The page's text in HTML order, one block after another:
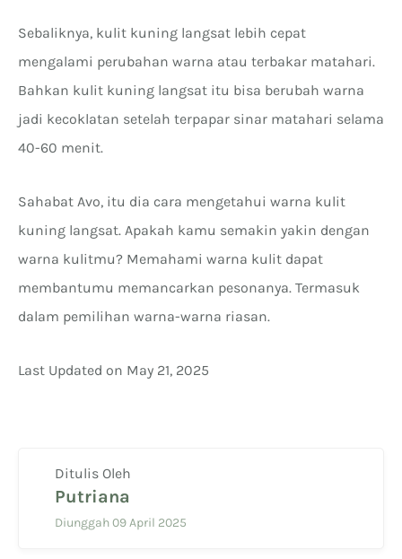
Sebaliknya, kulit kuning langsat lebih cepat
mengalami perubahan warna atau terbakar matahari.
Bahkan kulit kuning langsat itu bisa berubah warna
jadi kecoklatan setelah terpapar sinar matahari selama
40-60 menit.
Sahabat Avo, itu dia cara mengetahui warna kulit
kuning langsat. Apakah kamu semakin yakin dengan
warna kulitmu? Memahami warna kulit dapat
membantumu memancarkan pesonanya. Termasuk
dalam pemilihan warna-warna riasan.
Last Updated on May 21, 2025
Ditulis Oleh
Putriana
Diunggah 09 April 2025